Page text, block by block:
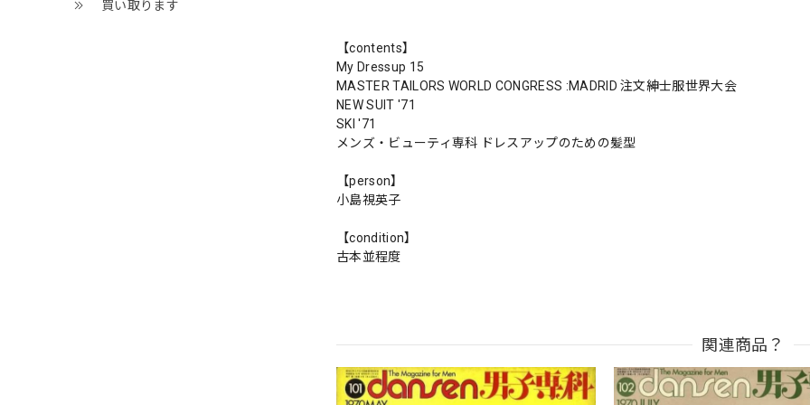
買い取ります
【contents】
My Dressup 15
MASTER TAILORS WORLD CONGRESS :MADRID 注文紳士服世界大会
NEW SUIT '71
SKI '71
メンズ・ビューティ専科 ドレスアップのための髪型
【person】
小島視英子
【condition】
古本並程度
関連商品？